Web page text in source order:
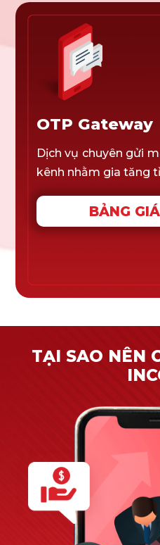
OTP Gateway
Dịch vụ chuyên gửi
kênh nhằm gia tăng
BẢNG
TẠI SAO NÊN